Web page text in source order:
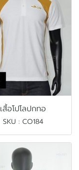
เสื้อโปโลปกทอ
SKU : CO184